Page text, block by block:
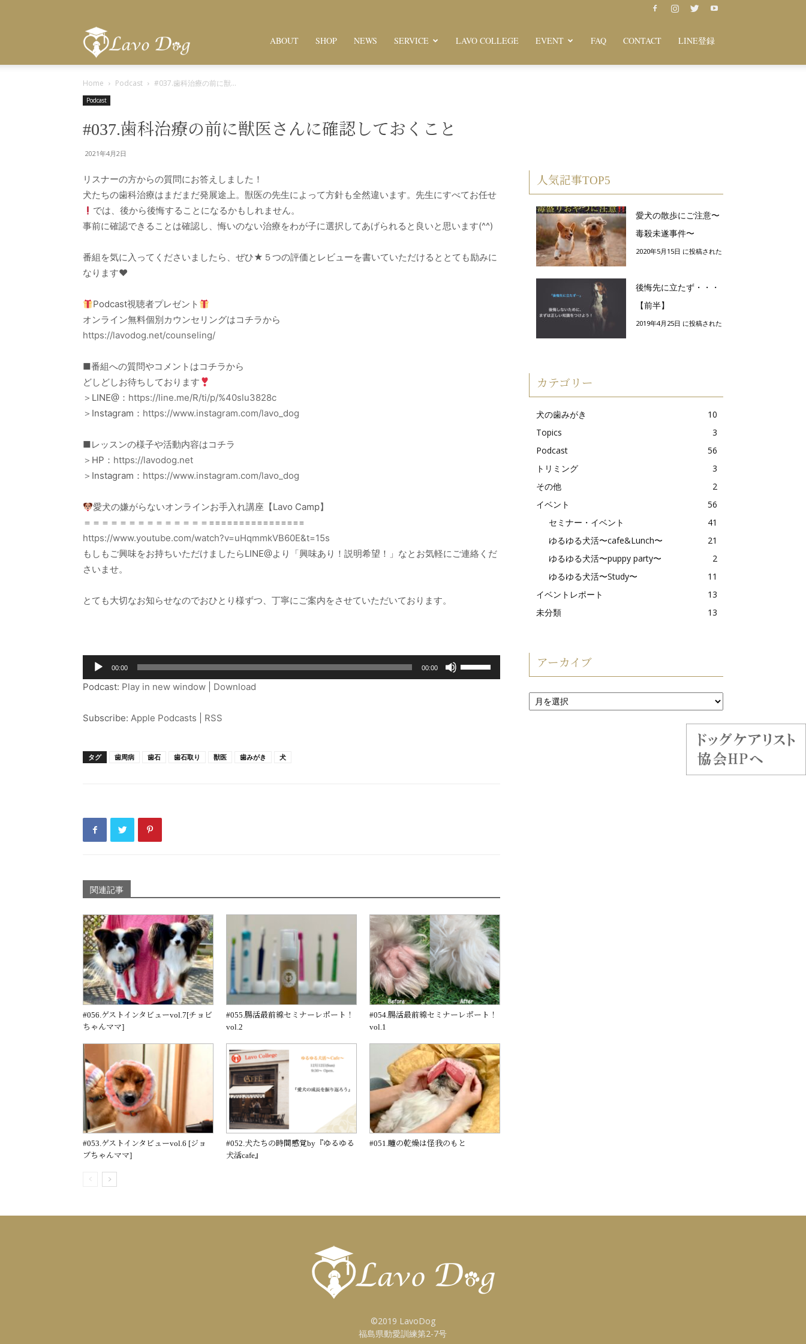
Dog
ABOUT SHOP NEWS SERVICE LAVO COLLEGE EVENT FAQ CONTACT LINE登録
Home Podcast #037.歯科治療の前に獣...
Podcast
#037.歯科治療の前に獣医さんに確認しておくこと
2021年4月2日
リスナーの方からの質問にお答えしました！
犬たちの歯科治療はまだまだ発展途上。獣医の先生によって方針も全然違います。先生にすべてお任せ
では、後から後悔することになるかもしれません。
事前に確認できることは確認し、悔いのない治療をわが子に選択してあげられると良いと思います(^^)
番組を気に入ってくださいましたら、ぜひ★５つの評価とレビューを書いていただけるととても励みに
なります❤︎
Podcast視聴者プレゼント
オンライン無料個別カウンセリングはコチラから
https://lavodog.net/counseling/
■番組への質問やコメントはコチラから
どしどしお待ちしております
＞LINE@： https://line.me/R/ti/p/%40slu3828c
＞Instagram： https://www.instagram.com/lavo_dog
■レッスンの様子や活動内容はコチラ
＞HP： https://lavodog.net
＞Instagram： https://www.instagram.com/lavo_dog
愛犬の嫌がらないオンラインお手入れ講座【Lavo Camp】
＝＝＝＝＝＝＝＝＝＝＝＝＝＝================
https://www.youtube.com/watch?v=uHqmmkVB60E&t=15s
もしもご興味をお持ちいただけましたらLINE@より「興味あり！説明希望！」なとお気軽にご連絡くだ
さいませ。
とても大切なお知らせなのでおひとり様ずつ、丁寧にご案内をさせていただいております。
声
プ
ー
ー
00:00 00:00
リ
を
っ
て
く
だ
さ
い。
Podcast: Play in new window Download
Subscribe: Apple Podcasts RSS
タグ 歯周病 歯石 歯石取り 獣医 歯みがき 犬
関連記事
#056.ゲストインタビューvol.7[チョビ
ちゃんママ]
#055.腸活最前線セミナーレポート！
vol.2
#054.腸活最前線セミナーレポート！
vol.1
#053.ゲストインタビューvol.6 [ジョ
ブちゃんママ]
#052.犬たちの時間感覚by『ゆるゆる
犬活cafe』
#051.瞳の乾燥は怪我のもと
人気記事TOP5
愛犬の散歩にご注意〜
毒殺未遂事件〜
2020年5月15日 に投稿された
後悔先に立たず・・・
【前半】
2019年4月25日 に投稿された
カテゴリー
犬の歯みがき
10
Topics
3
Podcast
56
トリミング
3
その他
2
イベント
56
セミナー・イベント
41
ゆるゆる犬活〜cafe&Lunch〜
21
ゆるゆる犬活〜puppy party〜
2
ゆるゆる犬活〜Study〜
11
イベントレポート
13
未分類
13
アーカイブ
ア
ー
©2019 LavoDog
福島県動愛訓練第2-7号